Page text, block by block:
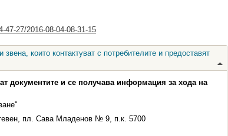
47-27/2016-08-04-08-31-15
които контактуват с потребителите и предоставят
документите и се получава информация за хода на
пл. Сава Младенов № 9, п.к. 5700